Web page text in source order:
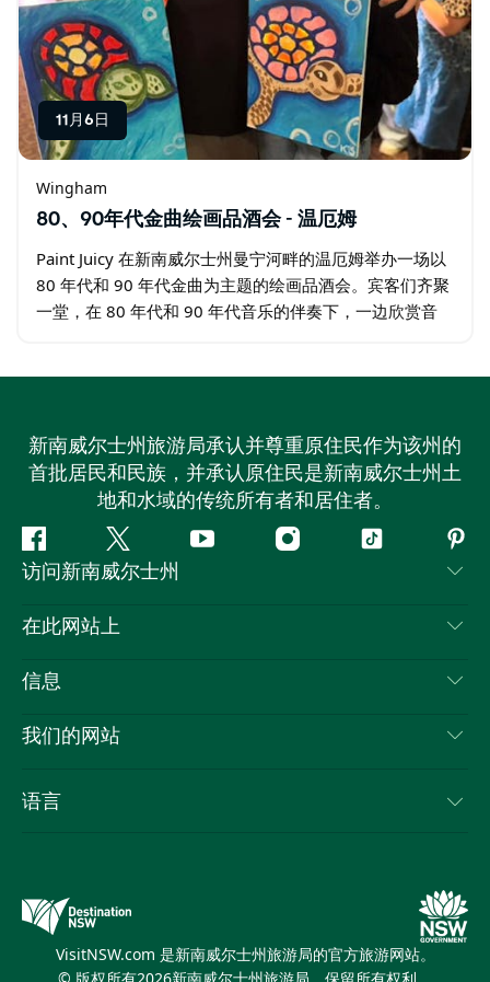
11月6日
Wingham
80、90年代金曲绘画品酒会 - 温厄姆
Paint Juicy 在新南威尔士州曼宁河畔的温厄姆举办一场以
80 年代和 90 年代金曲为主题的绘画品酒会。宾客们齐聚
一堂，在 80 年代和 90 年代音乐的伴奏下，一边欣赏音
新南威尔士州旅游局承认并尊重原住民作为该州的
首批居民和民族，并承认原住民是新南威尔士州土
地和水域的传统所有者和居住者。
Facebook叽
叽
喳
YouTube Instagram抖
访问新南威尔士州
联系我们
隐私
Cookie 通知
在此网站上
目的地
新南威尔士州公路旅行
活动
信息
旅行信息
新南威尔士州的商业
我们的网站
新南威尔士州旅游局媒体中心
缤纷悉尼灯光音乐节
语言
VisitNSW.com 是新南威尔士州旅游局的官方旅游网站。